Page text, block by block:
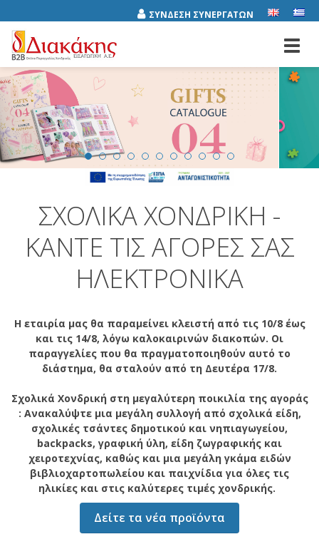
ΣΥΝΔΕΣΗ ΣΥΝΕΡΓΑΤΩΝ
ΣΧΟΛΙΚΆ ΧΟΝΔΡΙΚΉ -
ΚΆΝΤΕ ΤΙΣ ΑΓΟΡΈΣ ΣΑΣ
ΗΛΕΚΤΡΟΝΙΚΆ
Η εταιρία μας θα παραμείνει κλειστή από τις 10/8 έως
και τις 14/8, λόγω καλοκαιρινών διακοπών. Οι
παραγγελίες που θα πραγματοποιηθούν αυτό το
διάστημα, θα σταλούν από τη Δευτέρα 17/8.
Σχολικά Χονδρική στη μεγαλύτερη ποικιλία της αγοράς
: Ανακαλύψτε μια μεγάλη συλλογή από σχολικά είδη,
σχολικές τσάντες δημοτικού και νηπιαγωγείου,
backpacks, γραφική ύλη, είδη ζωγραφικής και
χειροτεχνίας, καθώς και μια μεγάλη γκάμα ειδών
βιβλιοχαρτοπωλείου και παιχνίδια για όλες τις
ηλικίες και στις καλύτερες τιμές χονδρικής.
Δείτε τα νέα προϊόντα